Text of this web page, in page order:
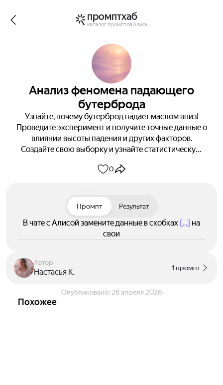
промптхаб
каталог промптов Алисы
Анализ феномена падающего
бутерброда
Узнайте, почему бутерброд падает маслом вниз!
Проведите эксперимент и получите точные данные о
влиянии высоты падения и других факторов.
Создайте свою выборку и узнайте статистическую
прямо сейчас!
0
Промпт Результат
В чате с Алисой замените данные в скобках [...] на
свои
Автор
Настасья К. 1 промпт
Опубликовано: 28 апреля 2026
Похожее